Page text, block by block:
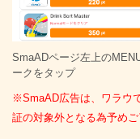
SmaADページ左上の
ークをタップ
※SmaAD広告は、ワラウ
証の対象外となる為予めご